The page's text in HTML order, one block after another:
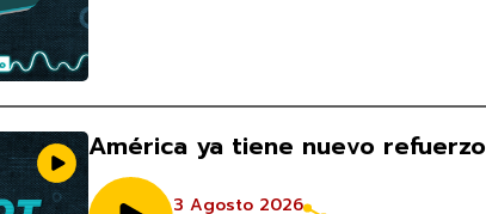
América ya tiene nuevo refuerzo
3 Agosto 2026